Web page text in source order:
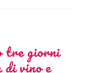
tre giorni
di vino e